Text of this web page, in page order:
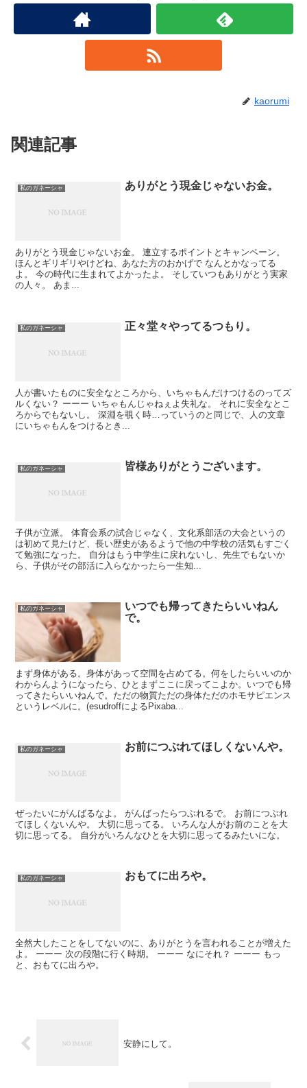
kaorumi
関連記事
私のガネーシャ ありがとう現金じゃないお金。
ありがとう現金じゃないお金。 連立するポイントとキャンペーン。
ほんとギリギリやけどね、あなた方のおかげで なんとかなってる
よ。 今の時代に生まれてよかったよ。 そしていつもありがとう実家
の人々。 あま...
私のガネーシャ 正々堂々やってるつもり。
人が書いたものに安全なところから、いちゃもんだけつけるのってズ
ルくない？ ーーー いちゃもんじゃねぇよ失礼な。 それに安全なとこ
ろからでもないし。 深淵を覗く時…っていうのと同じで、人の文章
にいちゃもんをつけるとき...
私のガネーシャ 皆様ありがとうございます。
子供が立派。 体育会系の試合じゃなく、文化系部活の大会というの
は初めて見たけど、長い歴史があるようで他の中学校の活気もすごく
て勉強になった。 自分はもう中学生に戻れないし、先生でもないか
ら、子供がその部活に入らなかったら一生知...
私のガネーシャ
いつでも帰ってきたらいいねん
で。
まず身体がある。身体があって空間を占めてる。何をしたらいいのか
わからんようになったら、ひとまずここに戻ってこよか。いつでも帰
ってきたらいいねんで。ただの物質ただの身体ただのホモサピエンス
というレベルに。(esudroffによるPixaba...
私のガネーシャ お前につぶれてほしくないんや。
ぜったいにがんばるなよ。 がんばったらつぶれるで。 お前につぶれ
てほしくないんや。 大切に思ってる。 いろんな人がお前のことを大
切に思ってる。 自分がいろんなひとを大切に思ってるみたいにな。
私のガネーシャ おもてに出ろや。
全然大したことをしてないのに、ありがとうを言われることが増えた
よ。 ーーー 次の段階に行く時期。 ーーー なにそれ？ ーーー もっ
と、おもてに出ろや。
安静にして。